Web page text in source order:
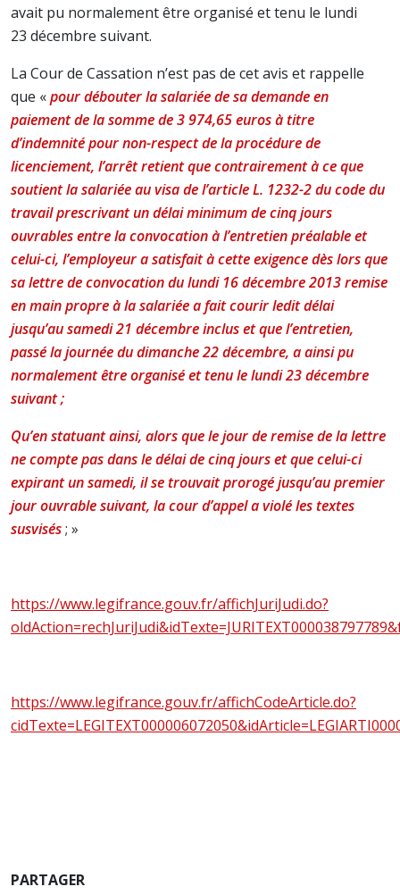
avait pu normalement être organisé et tenu le lundi
23 décembre suivant.
La Cour de Cassation n’est pas de cet avis et rappelle
que «pour débouter la salariée de sa demande en
paiement de la somme de 3 974,65 euros à titre
d’indemnité pour non-respect de la procédure de
licenciement, l’arrêt retient que contrairement à ce que
soutient la salariée au visa de l’article L. 1232-2 du code du
travail prescrivant un délai minimum de cinq jours
ouvrables entre la convocation à l’entretien préalable et
celui-ci, l’employeur a satisfait à cette exigence dès lors que
sa lettre de convocation du lundi 16 décembre 2013 remise
en main propre à la salariée a fait courir ledit délai
jusqu’au samedi 21 décembre inclus et que l’entretien,
passé la journée du dimanche 22 décembre, a ainsi pu
normalement être organisé et tenu le lundi 23 décembre
suivant ;
Qu’en statuant ainsi, alors que le jour de remise de la lettre
ne compte pas dans le délai de cinq jours et que celui-ci
expirant un samedi, il se trouvait prorogé jusqu’au premier
jour ouvrable suivant, la cour d’appel a violé les textes
susvisés; »
https://www.legifrance.gouv.fr/affichJuriJudi.do?
https://www.legifrance.gouv.fr/affichCodeArticle.do?
PARTAGER